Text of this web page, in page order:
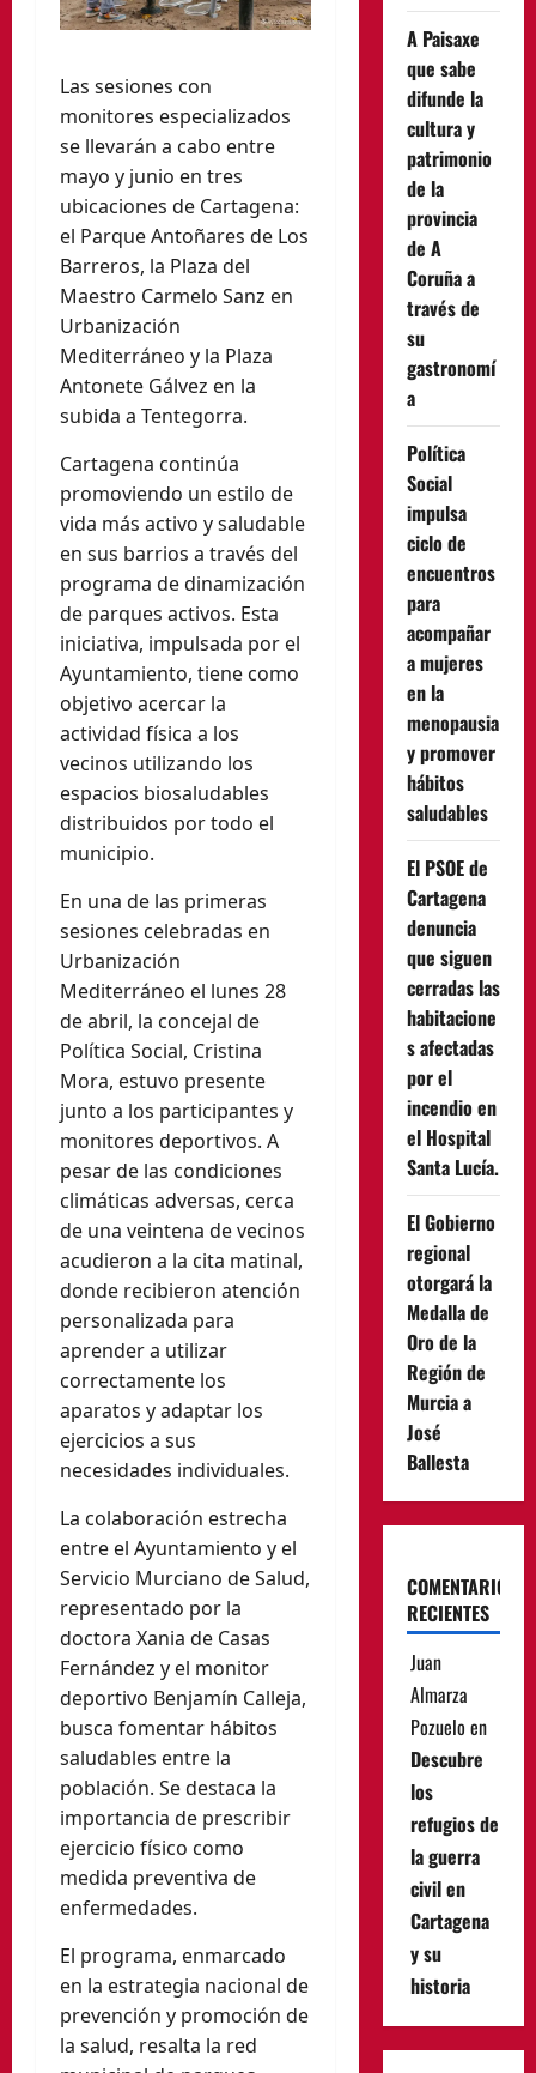
Las sesiones con
monitores especializados
se llevarán a cabo entre
mayo y junio en tres
ubicaciones de Cartagena:
el Parque Antoñares de Los
Barreros, la Plaza del
Maestro Carmelo Sanz en
Urbanización
Mediterráneo y la Plaza
Antonete Gálvez en la
subida a Tentegorra.
Cartagena continúa
promoviendo un estilo de
vida más activo y saludable
en sus barrios a través del
programa de dinamización
de parques activos. Esta
iniciativa, impulsada por el
Ayuntamiento, tiene como
objetivo acercar la
actividad física a los
vecinos utilizando los
espacios biosaludables
distribuidos por todo el
municipio.
En una de las primeras
sesiones celebradas en
Urbanización
Mediterráneo el lunes 28
de abril, la concejal de
Política Social, Cristina
Mora, estuvo presente
junto a los participantes y
monitores deportivos. A
pesar de las condiciones
climáticas adversas, cerca
de una veintena de vecinos
acudieron a la cita matinal,
donde recibieron atención
personalizada para
aprender a utilizar
correctamente los
aparatos y adaptar los
ejercicios a sus
necesidades individuales.
La colaboración estrecha
entre el Ayuntamiento y el
Servicio Murciano de Salud,
representado por la
doctora Xania de Casas
Fernández y el monitor
deportivo Benjamín Calleja,
busca fomentar hábitos
saludables entre la
población. Se destaca la
importancia de prescribir
ejercicio físico como
medida preventiva de
enfermedades.
El programa, enmarcado
en la estrategia nacional de
prevención y promoción de
la salud, resalta la red
A Paisaxe
que sabe
difunde la
cultura y
patrimonio
de la
provincia
de A
Coruña a
través de
su
gastronomí
a
Política
Social
impulsa
ciclo de
encuentros
para
acompañar
a mujeres
en la
menopausia
y promover
hábitos
saludables
El PSOE de
Cartagena
denuncia
que siguen
cerradas las
habitacione
s afectadas
por el
incendio en
el Hospital
Santa Lucía.
El Gobierno
regional
otorgará la
Medalla de
Oro de la
Región de
Murcia a
José
Ballesta
COMENTARIOS
RECIENTES
Juan
Almarza
Pozuelo en
Descubre
los
refugios de
la guerra
civil en
Cartagena
y su
historia